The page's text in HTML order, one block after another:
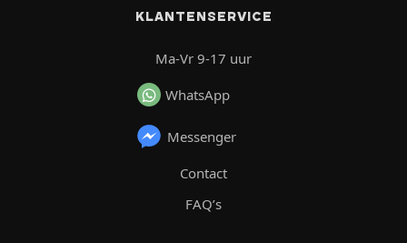
KLANTENSERVICE
Ma-Vr 9-17 uur
WhatsApp
Messenger
Contact
FAQ’s